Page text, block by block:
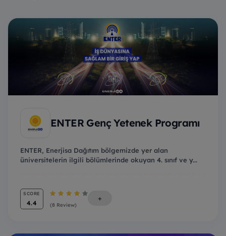
ENTER Genç Yetenek Programı
ENTER, Enerjisa Dağıtım bölgemizde yer alan
üniversitelerin ilgili bölümlerinde okuyan 4. sınıf ve y...
SCORE
4.4 (8 Review)
+